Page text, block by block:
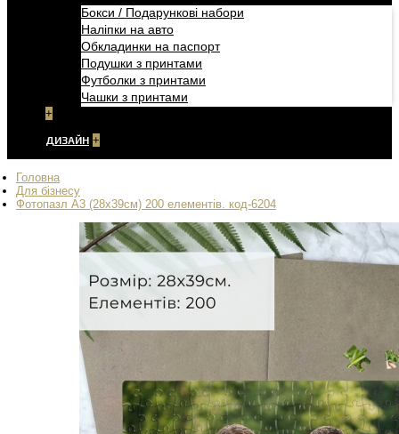
Бокси / Подарункові набори
Наліпки на авто
Обкладинки на паспорт
Подушки з принтами
Футболки з принтами
Чашки з принтами
+
ДИЗАЙН +
Головна
Для бізнесу
Фотопазл А3 (28х39см) 200 елементів. код-6204